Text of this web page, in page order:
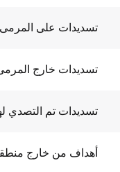
تسديدات على المرمى
تسديدات خارج
تسديدات تم التصدي
أهداف من خارج